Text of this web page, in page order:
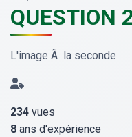
QUESTION
L'image Ã la seconde
234 vues
8 ans d'expérience